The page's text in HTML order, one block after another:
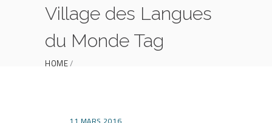
Village des Langues
du Monde Tag
HOME